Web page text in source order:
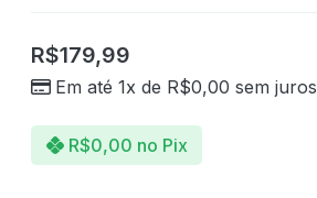
R$179,99
Em até 1x de R$0,00 sem juros
R$0,00 no Pix